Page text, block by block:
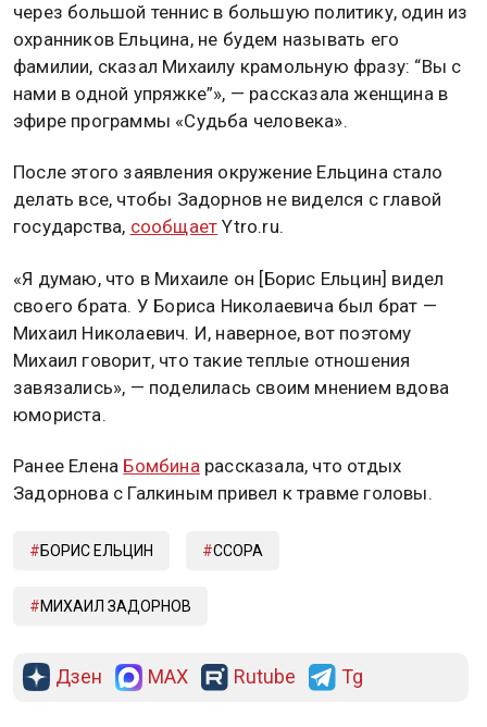
через большой теннис в большую политику, один из
охранников Ельцина, не будем называть его
фамилии, сказал Михаилу крамольную фразу: “Вы с
нами в одной упряжке”», — рассказала женщина в
эфире программы «Судьба человека».
После этого заявления окружение Ельцина стало
делать все, чтобы Задорнов не виделся с главой
государства, сообщает Ytro.ru.
«Я думаю, что в Михаиле он [Борис Ельцин] видел
своего брата. У Бориса Николаевича был брат —
Михаил Николаевич. И, наверное, вот поэтому
Михаил говорит, что такие теплые отношения
завязались», — поделилась своим мнением вдова
юмориста.
Ранее Елена Бомбина рассказала, что отдых
Задорнова с Галкиным привел к травме головы.
БОРИС ЕЛЬЦИН ССОРА
МИХАИЛ ЗАДОРНОВ
Дзен MAX Rutube Tg